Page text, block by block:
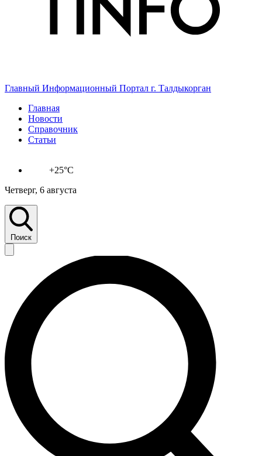
Главный Информационный Портал г. Талдыкорган
Главная
Новости
Справочник
Статьи
+25°C
Четверг, 6 августа
Поиск